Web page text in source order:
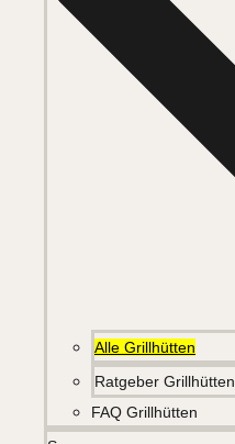
Alle Grillhütten
Ratgeber Grillhütten
FAQ Grillhütten